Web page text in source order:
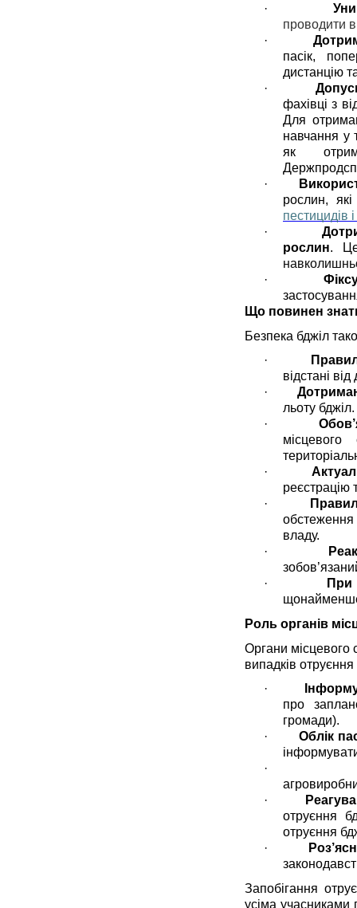
·
проводити в
·
пасік,
дистанцію
·
фахівці з
Для
навчання у
як
·
рослин,
пестицидів
·
рослин.
·
Що повинен
Безпека бджіл
·
відстані
·
льоту бджіл.
·
·
реєстрацію
·
владу.
·
·
При
щонайменше
Роль органів
Органи місцевого
випадків отруєння
·
про
громади).
·
Облік
·
·
отруєння
отруєння
·
Запобігання
усіма учасниками